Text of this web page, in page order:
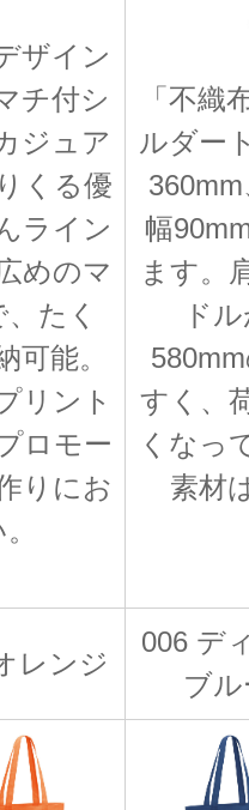
ザイン
チ付シ
ジュア
くる優
ライン
めのマ
たく
可能。
リント
ロモー
りにお
「不織
ルダー
幅
ます。
ド
すく、
くなっ
素材
レンジ
006 デ
ブ